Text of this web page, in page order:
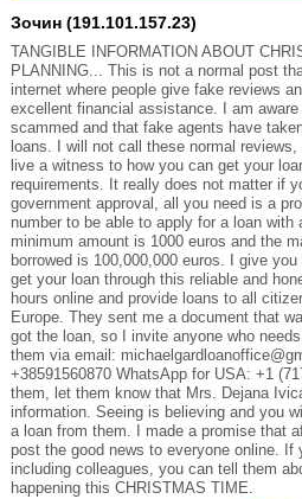
Зочин (191.101.157.23)
TANGIBLE INFORMATION ABOUT
PLANNING... This is not a normal post
internet where people give fake reviews
excellent financial assistance. I am
scammed and that fake agents have
loans. I will not call these normal reviews,
live a witness to how you can get your
requirements. It really does not matter if
government approval, all you need is a
number to be able to apply for a loan
minimum amount is 1000 euros and the
borrowed is 100,000,000 euros. I give
get your loan through this reliable and
hours online and provide loans to all
Europe. They sent me a document that
got the loan, so I invite anyone who
them via email:
+38591560870 WhatsApp for USA: +1
them, let them know that Mrs. Dejana
information. Seeing is believing and you
a loan from them. I made a promise that
post the good news to everyone online. If
including colleagues, you can tell them
happening this CHRISTMAS TIME.